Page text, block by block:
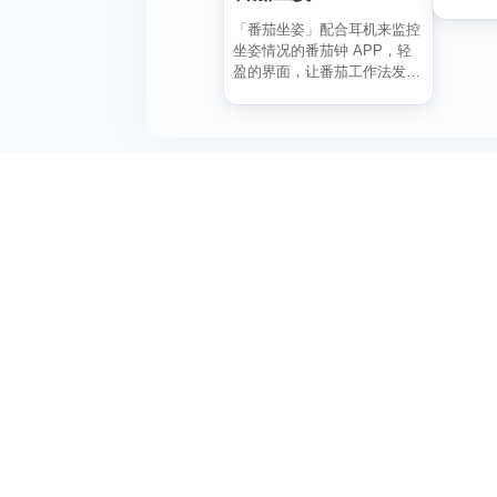
「番茄坐姿」配合耳机来监控
坐姿情况的番茄钟 APP，轻
盈的界面，让番茄工作法发挥